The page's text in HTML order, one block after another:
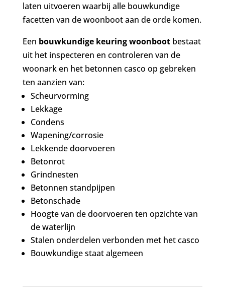
laten uitvoeren waarbij alle bouwkundige
facetten van de woonboot aan de orde komen.
Een bouwkundige keuring woonbootbestaat
uit het inspecteren en controleren van de
woonark en het betonnen casco op gebreken
ten aanzien van:
Scheurvorming
Lekkage
Condens
Wapening/corrosie
Lekkende doorvoeren
Betonrot
Grindnesten
Betonnen standpijpen
Betonschade
Hoogte van de doorvoeren ten opzichte van
de waterlijn
Stalen onderdelen verbonden met het casco
Bouwkundige staat algemeen